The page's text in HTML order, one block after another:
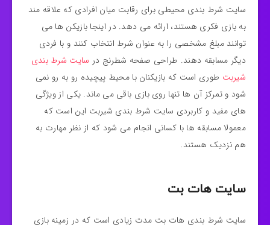
سایت شرط بندی محیطی برای رقابت میان افرادی که علاقه‌ مند
به بازی فکری هستند، ارائه می‌ دهد. در اینجا بازیکن‌ ها می‌
توانند مبلغ مشخصی را به عنوان شرط انتخاب کنند و با فردی
دیگر مسابقه دهند. طراحی صفحه شطرنج در سایت شرط بندی
شیربت طوری است که بازیکنان با محیط پیچیده رو به‌ رو نمی‌
شود و تمرکز آن ها تنها روی بازی باقی می‌ ماند. یکی از ویژگی‌
های مفید و کاربردی سایت شرط بندی شیربت این است که
معمولا مسابقه‌ ها با کسانی انجام می‌ شود که از نظر مهارت به
هم نزدیک هستند.
سایت هات بت
سایت شرط بندی هات بت مدت زیادی است که در زمینه بازی‌